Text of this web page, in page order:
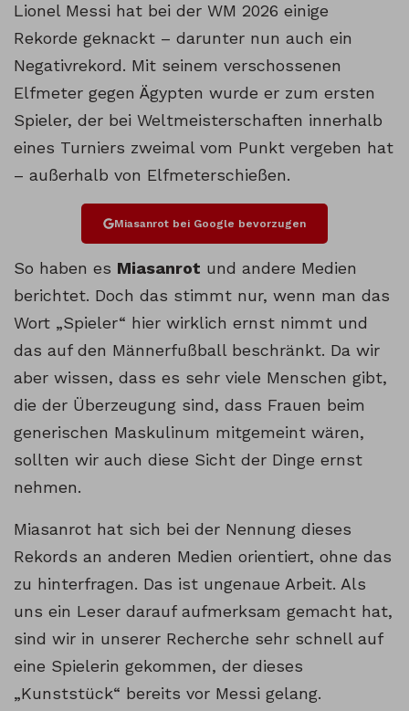
Lionel Messi hat bei der WM 2026 einige
Rekorde geknackt – darunter nun auch ein
Negativrekord. Mit seinem verschossenen
Elfmeter gegen Ägypten wurde er zum ersten
Spieler, der bei Weltmeisterschaften innerhalb
eines Turniers zweimal vom Punkt vergeben hat
– außerhalb von Elfmeterschießen.
Miasanrot bei Google bevorzugen
So haben es Miasanrot und andere Medien
berichtet. Doch das stimmt nur, wenn man das
Wort „Spieler“ hier wirklich ernst nimmt und
das auf den Männerfußball beschränkt. Da wir
aber wissen, dass es sehr viele Menschen gibt,
die der Überzeugung sind, dass Frauen beim
generischen Maskulinum mitgemeint wären,
sollten wir auch diese Sicht der Dinge ernst
nehmen.
Miasanrot hat sich bei der Nennung dieses
Rekords an anderen Medien orientiert, ohne das
zu hinterfragen. Das ist ungenaue Arbeit. Als
uns ein Leser darauf aufmerksam gemacht hat,
sind wir in unserer Recherche sehr schnell auf
eine Spielerin gekommen, der dieses
„Kunststück“ bereits vor Messi gelang.